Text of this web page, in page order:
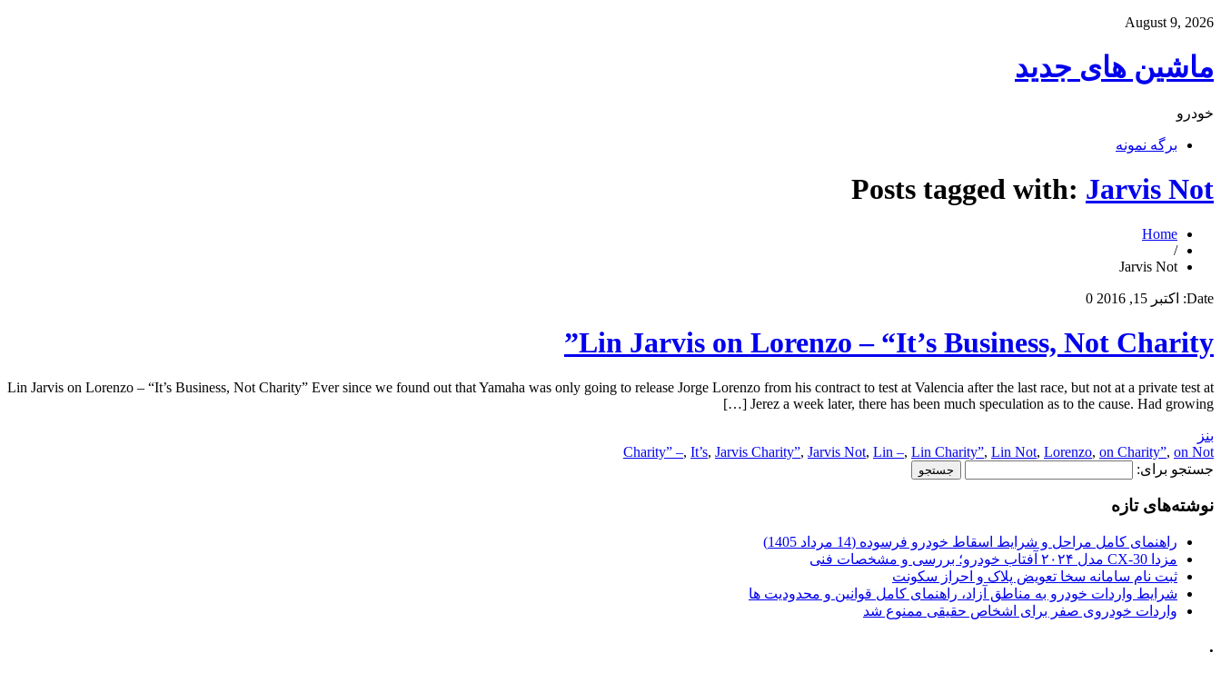
August 9, 2026
ماشین های جدید
خودرو
برگه نمونه
Posts tagged with: Jarvis Not
Home
/
Jarvis Not
Date: اکتبر 15, 2016 0
Lin Jarvis on Lorenzo – “It’s Business, Not Charity”
Lin Jarvis on Lorenzo – “It’s Business, Not Charity” Ever since we found out that Yamaha was only going to release Jorge Lorenzo from his contract to test at Valencia after the last race, but not at a private test at
Jerez a week later, there has been much speculation as to the cause. Had growing […]
بنز
Charity” –, It’s, Jarvis Charity”, Jarvis Not, Lin –, Lin Charity”, Lin Not, Lorenzo, on Charity”, on Not
جستجو برای:
نوشته‌های تازه
راهنمای کامل مراحل و شرایط اسقاط خودرو فرسوده (14 مرداد 1405)
مزدا CX-30 مدل ۲۰۲۴ آفتاب خودرو؛ بررسی و مشخصات فنی
ثبت نام سامانه سخا تعویض پلاک و احراز سکونت
شرایط واردات خودرو به مناطق آزاد، راهنمای کامل قوانین و محدودیت ها
واردات خودروی صفر برای اشخاص حقیقی ممنوع شد
.